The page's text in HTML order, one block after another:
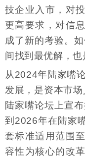
技企业入市，对
更高要求，对信
成了新的考验。如
间找到最优解，也
从2024年陆家嘴
发展，是资本市
陆家嘴论坛上宣
到2026年在陆家
套标准适用范围
容性为核心的改